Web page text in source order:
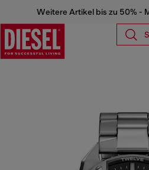
Weitere Artikel bis zu 50% -